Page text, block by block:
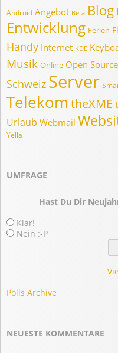
Android Angebot Beta Blog
Entwicklung Ferien
Handy Internet KDE
Musik Online Open Source
Schweiz Server
Telekom theXME
Urlaub Webmail
Yella
UMFRAGE
Hast Du Dir
Klar!
Nein :-P
Polls Archive
NEUESTE KOMMENTARE